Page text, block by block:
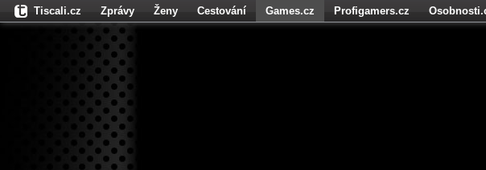
Tiscali.cz Zprávy Ženy Cestování Games.cz Profigamers.cz
Fights.cz